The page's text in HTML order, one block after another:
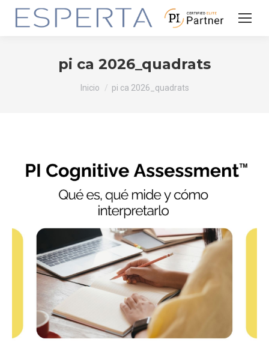
pi ca 2026_quadrats
Estás aquí:
Inicio pi ca 2026_quadrats